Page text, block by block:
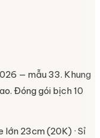
— mẫu 33. Khung
Đóng gói bịch 10
lớn 23cm (20K) · Sỉ